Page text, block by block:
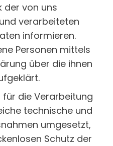
der von uns
verarbeiteten
informieren.
Personen mittels
über die ihnen
für die Verarbeitung
technische und
umgesetzt,
Schutz der